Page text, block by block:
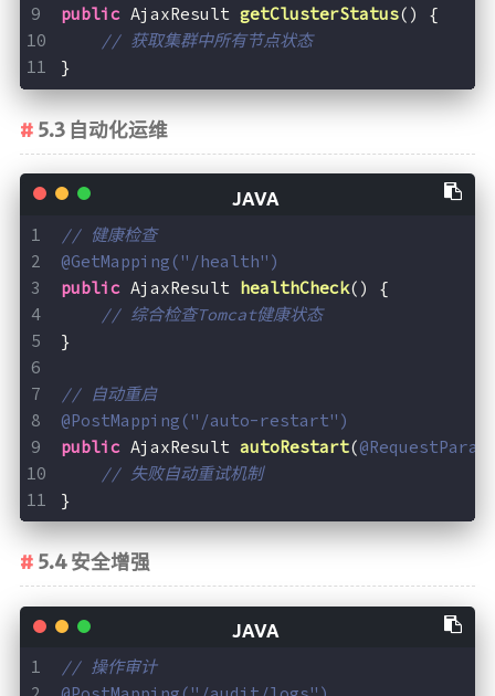
public AjaxResult getClusterStatus()
{
// 获取集群中所有节点状态
}
5.3 自动化运维
// 健康检查
@GetMapping("/health")
public AjaxResult healthCheck()
{
// 综合检查Tomcat健康状态
}
// 自动重启
@PostMapping("/auto-restart")
public AjaxResult autoRestart(@RequestParam
// 失败自动重试机制
}
5.4 安全增强
// 操作审计